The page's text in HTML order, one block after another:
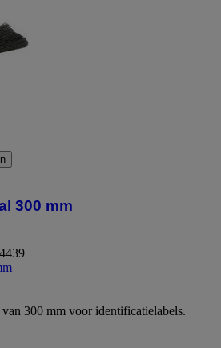
300 mm
300 mm voor identificatielabels.